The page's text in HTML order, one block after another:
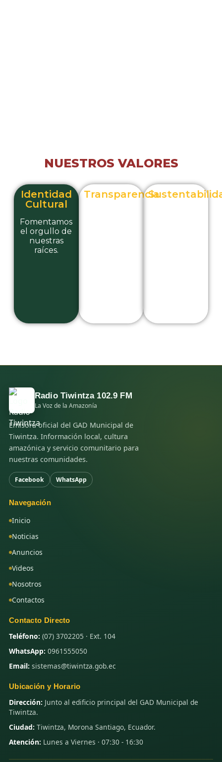
NUESTROS VALORES
Identidad
Cultural
Fomentamos
el orgullo de
nuestras
raíces.
Transparencia
Radio Tiwintza 102.9 FM
La Voz de la Amazonía
Emisora oficial del GAD Municipal de
Tiwintza. Información local, cultura
amazónica y servicio comunitario para
nuestras comunidades.
Facebook WhatsApp
Navegación
Inicio
Noticias
Anuncios
Videos
Nosotros
Contactos
Contacto Directo
Teléfono: (07) 3702205 · Ext. 104
WhatsApp: 0961555050
Email: sistemas@tiwintza.gob.ec
Ubicación y Horario
Dirección: Junto al edificio principal del GAD Municipal de
Tiwintza.
Ciudad: Tiwintza, Morona Santiago, Ecuador.
Atención: Lunes a Viernes · 07:30 - 16:30